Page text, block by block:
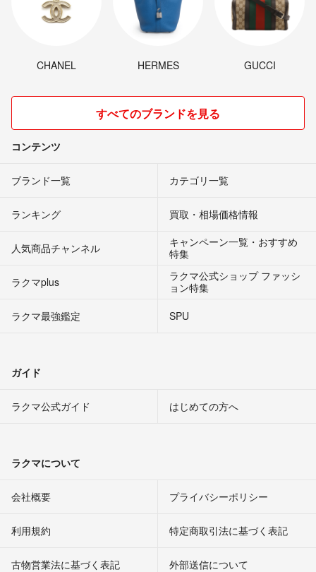
CHANEL HERMES GUCCI
すべてのブランドを見る
コンテンツ
ブランド一覧 カテゴリ一覧
ランキング 買取・相場価格情報
人気商品チャンネル
キャンペーン一覧・おすすめ
特集
ラクマplus
ラクマ公式ショップ ファッシ
ョン特集
ラクマ最強鑑定
SPU
ガイド
ラクマ公式ガイド はじめての方へ
ラクマについて
会社概要 プライバシーポリシー
利用規約 特定商取引法に基づく表記
古物営業法に基づく表記 外部送信について